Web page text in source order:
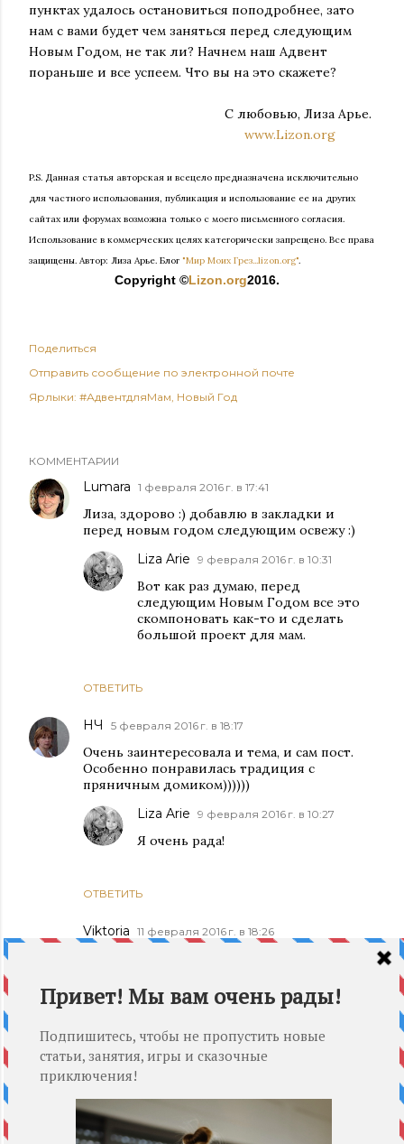
пунктах удалось остановиться поподробнее, зато
нам с вами будет чем заняться перед следующим
Новым Годом, не так ли? Начнем наш Адвент
пораньше и все успеем. Что вы на это скажете?
С любовью, Лиза Арье.
www.Lizon.org
P.S. Данная статья авторская и всецело предназначена исключительно
для частного использования, публикация и использование ее на других
сайтах или форумах возможна только с моего письменного согласия.
Использование в коммерческих целях категорически запрещено. Все права
защищены. Автор: Лиза Арье. Блог "Мир Моих Грез...lizon.org".
Copyright ©Lizon.org2016.
Поделиться
Отправить сообщение по электронной почте
Ярлыки: #АдвентдляМам Новый Год
КОММЕНТАРИИ
Lumara 1 февраля 2016 г. в 17:41
Лиза, здорово :) добавлю в закладки и
перед новым годом следующим освежу :)
ОТВЕТИТЬ
Liza Arie 9 февраля 2016 г. в 10:31
Вот как раз думаю, перед
следующим Новым Годом все это
скомпоновать как-то и сделать
большой проект для мам.
НЧ 5 февраля 2016 г. в 18:17
Очень заинтересовала и тема, и сам пост.
Особенно понравилась традиция с
пряничным домиком))))))
ОТВЕТИТЬ
Liza Arie 9 февраля 2016 г. в 10:27
Я очень рада!
Viktoria 11 февраля 2016 г. в 18:26
декабря. Очень понравилась идея
продолжить ее за поеданием пряничного